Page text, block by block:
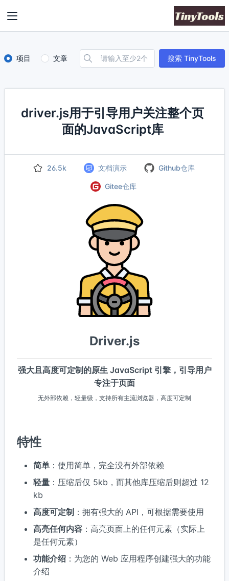
项目 文章 搜索 TinyTools
driver.js用于引导用户关注整个页
面的JavaScript库
26.5k 文档演示 Github仓库
Gitee仓库
Driver.js
强大且高度可定制的原生 JavaScript 引擎，引导用户
专注于页面
无外部依赖，轻量级，支持所有主流浏览器，高度可定制
特性
简单 ：使用简单，完全没有外部依赖
轻量 ：压缩后仅 5kb，而其他库压缩后则超过 12
kb
高度可定制 ：拥有强大的 API，可根据需要使用
高亮任何内容 ：高亮页面上的任何元素（实际上
是任何元素）
功能介绍 ：为您的 Web 应用程序创建强大的功能
介绍